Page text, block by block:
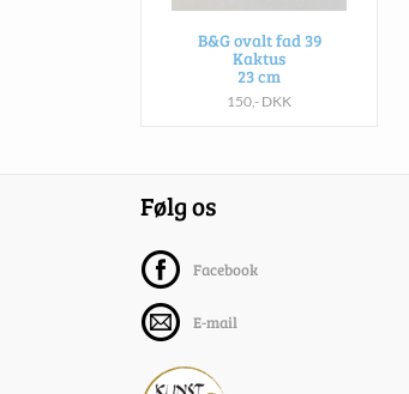
B&G ovalt fad 39
Kaktus
23 cm
150,- DKK
Følg os
Facebook
E-mail